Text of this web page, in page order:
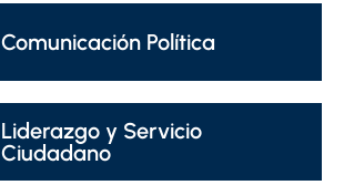
Comunicación Política
Liderazgo y Servicio
Ciudadano